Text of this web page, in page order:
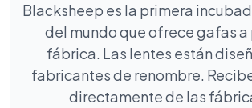
Blacksheep es la primera
del mundo que ofrece gafas a
fábrica. Las lentes están
fabricantes de renombre.
directamente de las